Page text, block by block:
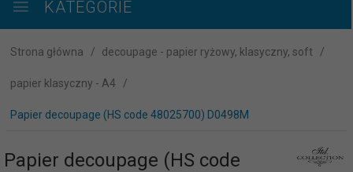
KATEGORIE
Strona główna decoupage - papier ryżowy, klasyczny, soft
papier klasyczny - A4
Papier decoupage (HS code 48025700) D0498M
Papier decoupage (HS code